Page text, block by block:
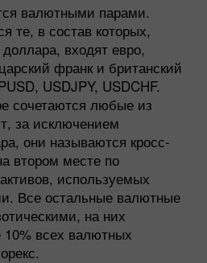
валютными парами.
те, в состав которых,
входят евро,
франк и британский
USDJPY, USDCHF.
сочетаются любые из
за исключением
они называются кросс-
втором месте по
используемых
Все остальные валютные
на них
10% всех валютных